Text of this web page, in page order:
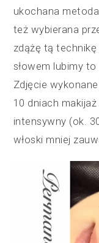
ukochana
też wybierana
zdążę tą
słowem lubimy to
Zdjęcie
10 dniach
intensywny (ok.
włoski mniej